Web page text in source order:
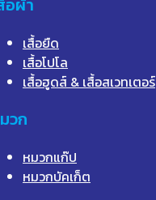
เสื้อยืด
เสื้อโปโล
เสื้อฮูดส์ & เสื้อสเวทเตอร์
วก
หมวกแก๊ป
หมวกบัคเก็ต